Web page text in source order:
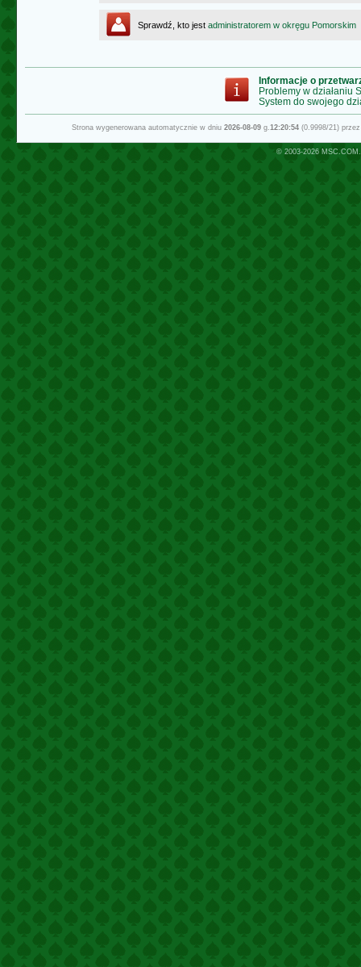
Sprawdź, kto jest administratorem w okręgu Pomorskim
Informacje o
Problemy w działaniu
System do swojego
Strona wygenerowana automatycznie w dniu 2026-08-09g.12:20:54(0.9998/21)
© 2003-2026